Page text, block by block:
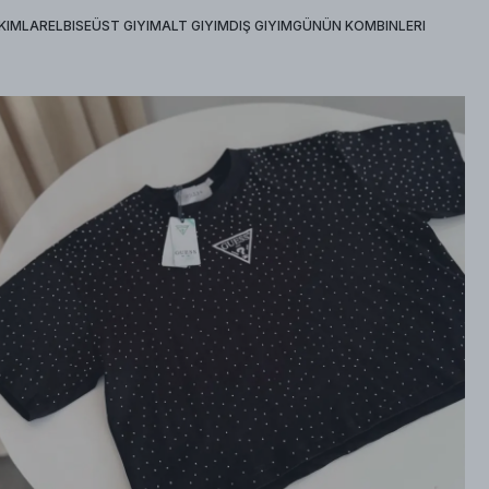
ELBISEÜST GIYIMALT GIYIMDIŞ GIYIMGÜNÜN KOMBINLERI